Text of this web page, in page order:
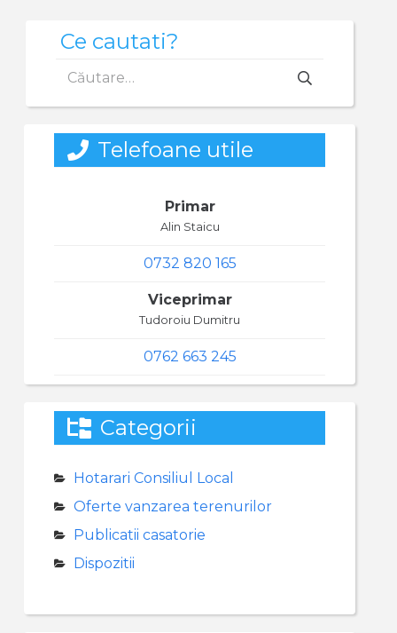
Ce cautati?
după:
Telefoane utile
Primar
Alin Staicu
0732 820 165
Viceprimar
Tudoroiu Dumitru
0762 663 245
Categorii
Hotarari Consiliul Local
Oferte vanzarea terenurilor
Publicatii casatorie
Dispozitii